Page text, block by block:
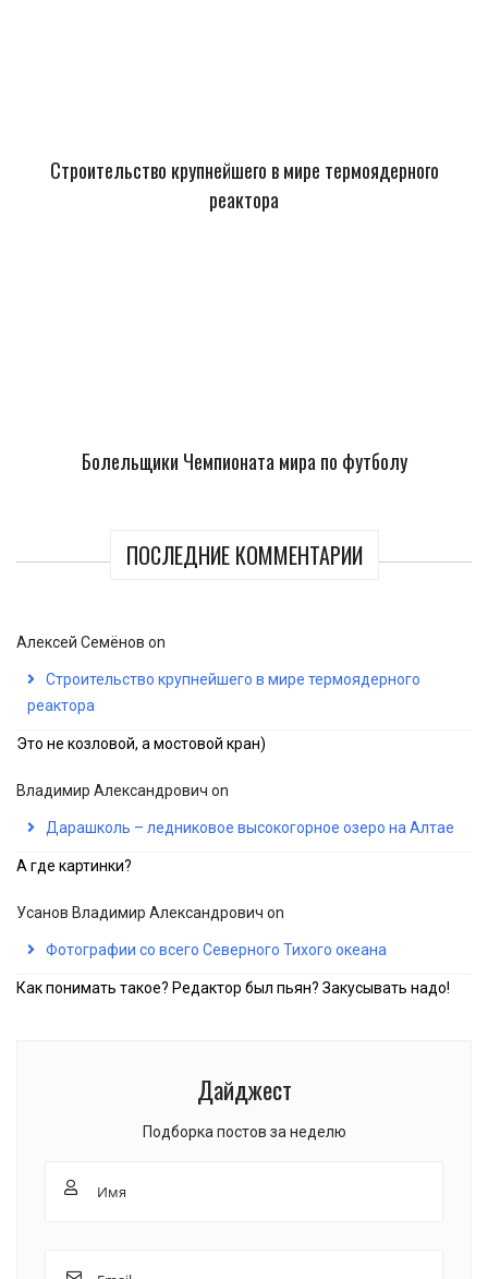
Строительство крупнейшего в мире термоядерного
реактора
Болельщики Чемпионата мира по футболу
ПОСЛЕДНИЕ КОММЕНТАРИИ
Алексей Семёнов on
Строительство крупнейшего в мире термоядерного
реактора
Это не козловой, а мостовой кран)
Владимир Александрович on
Дарашколь – ледниковое высокогорное озеро на Алтае
А где картинки?
Усанов Владимир Александрович on
Фотографии со всего Северного Тихого океана
Как понимать такое? Редактор был пьян? Закусывать надо!
Дайджест
Подборка постов за неделю